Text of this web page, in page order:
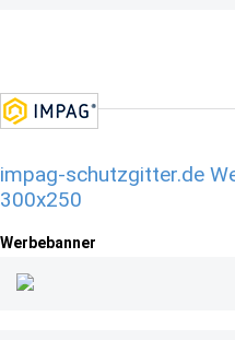
impag-schutzgitter.de
300x250
Werbebanner